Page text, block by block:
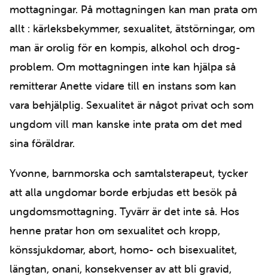
mottagningar. På mottagningen kan man prata om
allt : kärleksbekymmer, sexualitet, ätstörningar, om
man är orolig för en kompis, alkohol och drog-
problem. Om mottagningen inte kan hjälpa så
remitterar Anette vidare till en instans som kan
vara behjälplig. Sexualitet är något privat och som
ungdom vill man kanske inte prata om det med
sina föräldrar.
Yvonne, barnmorska och samtalsterapeut, tycker
att alla ungdomar borde erbjudas ett besök på
ungdomsmottagning. Tyvärr är det inte så. Hos
henne pratar hon om sexualitet och kropp,
könssjukdomar, abort, homo- och bisexualitet,
längtan, onani, konsekvenser av att bli gravid,